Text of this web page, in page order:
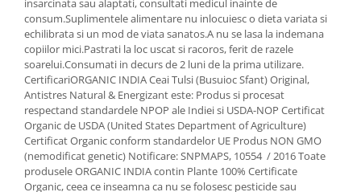
insarcinata sau alaptati, consultati medicul inainte de
consum.Suplimentele alimentare nu inlocuiesc o dieta variata si
echilibrata si un mod de viata sanatos.A nu se lasa la indemana
copiilor mici.Pastrati la loc uscat si racoros, ferit de razele
soarelui.Consumati in decurs de 2 luni de la prima utilizare.
CertificariORGANIC INDIA Ceai Tulsi (Busuioc Sfant) Original,
Antistres Natural & Energizant este: Produs si procesat
respectand standardele NPOP ale Indiei si USDA-NOP Certificat
Organic de USDA (United States Department of Agriculture)
Certificat Organic conform standardelor UE Produs NON GMO
(nemodificat genetic) Notificare: SNPMAPS, 10554 / 2016 Toate
produsele ORGANIC INDIA contin Plante 100% Certificate
Organic, ceea ce inseamna ca nu se folosesc pesticide sau